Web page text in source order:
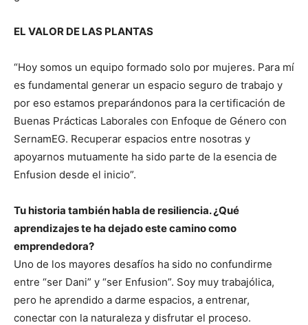
EL VALOR DE LAS PLANTAS
“Hoy somos un equipo formado solo por mujeres. Para mí
es fundamental generar un espacio seguro de trabajo y
por eso estamos preparándonos para la certificación de
Buenas Prácticas Laborales con Enfoque de Género con
SernamEG. Recuperar espacios entre nosotras y
apoyarnos mutuamente ha sido parte de la esencia de
Enfusion desde el inicio”.
Tu historia también habla de resiliencia. ¿Qué
aprendizajes te ha dejado este camino como
emprendedora?
Uno de los mayores desafíos ha sido no confundirme
entre “ser Dani” y “ser Enfusion”. Soy muy trabajólica,
pero he aprendido a darme espacios, a entrenar,
conectar con la naturaleza y disfrutar el proceso.